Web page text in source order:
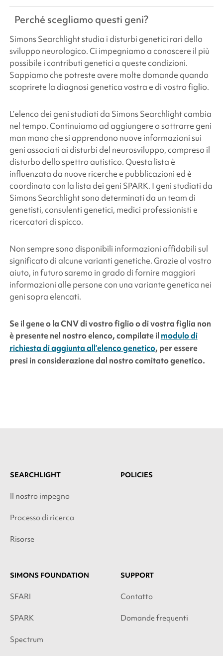
Perché scegliamo questi geni?
Simons Searchlightstudia i disturbi genetici rari dello
sviluppo neurologico. Ci impegniamo a conoscere il più
possibile i contributi genetici a queste condizioni.
Sappiamo che potreste avere molte domande quando
scoprirete la diagnosi genetica vostra e di vostro figlio.
L’elenco dei geni studiati da Simons Searchlightcambia
nel tempo. Continuiamo ad aggiungere o sottrarre geni
man mano che si apprendono nuove informazioni sui
geni associati ai disturbi del neurosviluppo, compreso il
disturbo dello spettro autistico. Questa lista è
influenzata da nuove ricerche e pubblicazioni ed è
coordinata con la lista dei geni SPARK. I geni studiati da
Simons Searchlightsono determinati da un team di
genetisti, consulenti genetici, medici professionisti e
ricercatori di spicco.
Non sempre sono disponibili informazioni affidabili sul
significato di alcune varianti genetiche. Grazie al vostro
aiuto, in futuro saremo in grado di fornire maggiori
informazioni alle persone con una variante genetica nei
geni sopra elencati.
Se il gene o la CNV di vostro figlio o di vostra figlia non
è presente nel nostro elenco, compilate il modulo di
richiesta di aggiunta all’elenco genetico, per essere
presi in considerazione dal nostro comitato genetico.
SEARCHLIGHT
Il nostro impegno
Processo di ricerca
Risorse
POLICIES
SIMONS FOUNDATION
SFARI
SPARK
Spectrum
SUPPORT
Contatto
Domande frequenti